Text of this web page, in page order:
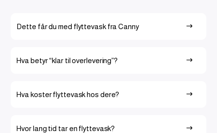
$
Dette får du med flyttevask fra Canny
$
Hva betyr “klar til overlevering”?
$
Hva koster flyttevask hos dere?
$
Hvor lang tid tar en flyttevask?